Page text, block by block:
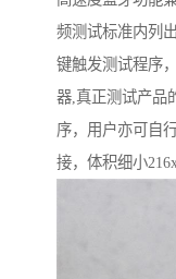
频测试标准内列
键触发测试程序
器,真正测试产品
序，用户亦可自
接，体积细小